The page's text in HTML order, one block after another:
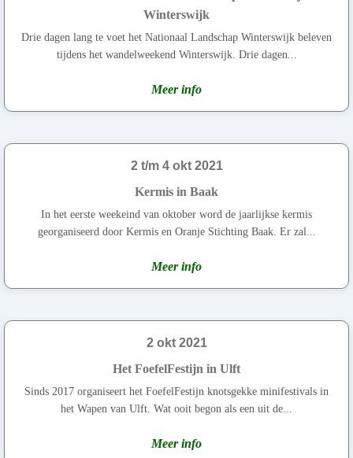
Winterswijk
Drie dagen lang te voet het Nationaal Landschap Winterswijk beleven
tijdens het wandelweekend Winterswijk. Drie dagen...
Meer info
2 t/m 4 okt 2021
Kermis in Baak
In het eerste weekeind van oktober word de jaarlijkse kermis
georganiseerd door Kermis en Oranje Stichting Baak. Er zal...
Meer info
2 okt 2021
Het FoefelFestijn in Ulft
Sinds 2017 organiseert het FoefelFestijn knotsgekke minifestivals in
het Wapen van Ulft. Wat ooit begon als een uit de...
Meer info